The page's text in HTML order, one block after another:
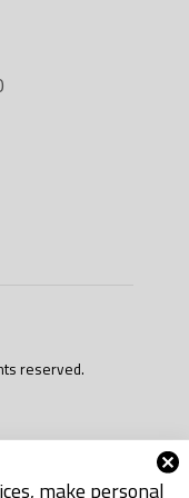
reserved.
make personal